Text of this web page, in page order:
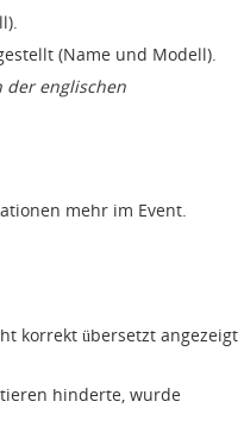
(Name und Modell).
der englischen
mehr im Event.
korrekt übersetzt angezeigt
hinderte, wurde